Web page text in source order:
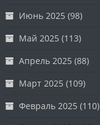
Июнь 2025 (98)
Май 2025 (113)
Апрель 2025 (88)
Март 2025 (109)
Февраль 2025 (110)